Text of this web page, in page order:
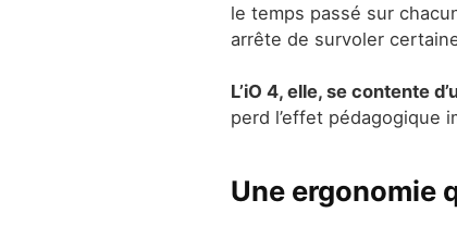
le temps passé sur
arrête de survoler
L’iO 4, elle, se contente
perd l’effet pédagogique
Une ergonomie